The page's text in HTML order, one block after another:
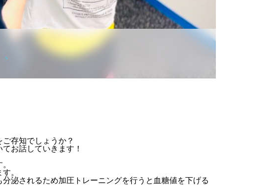
存知でしょうか？
お話していきます！
。
泌されるため加圧トレーニングを行うと血糖値を下げる